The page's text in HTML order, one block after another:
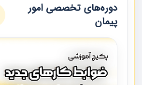
دوره‌های تخصصی امور
پیمان